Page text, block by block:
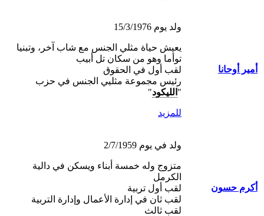
أمير أوحانا
ولد يوم 15/3/1976
يعيش حياة مثلي الجنس مع شاب آخر، وتبنيا
توأما وهو من سكان تل أبيب
لقب أول في الحقوق
رئيس مجموعة مثليي الجنس في حزب
" الليكود"
للمزيد
أكرم حسون
ولد في يوم 2/7/1959
متزوج وله خمسة أبناء ويسكن في دالية
الكرمل
لقب أول تربية
لقب ثان في إدارة الأعمال وإدارة التربية
لقب ثالث